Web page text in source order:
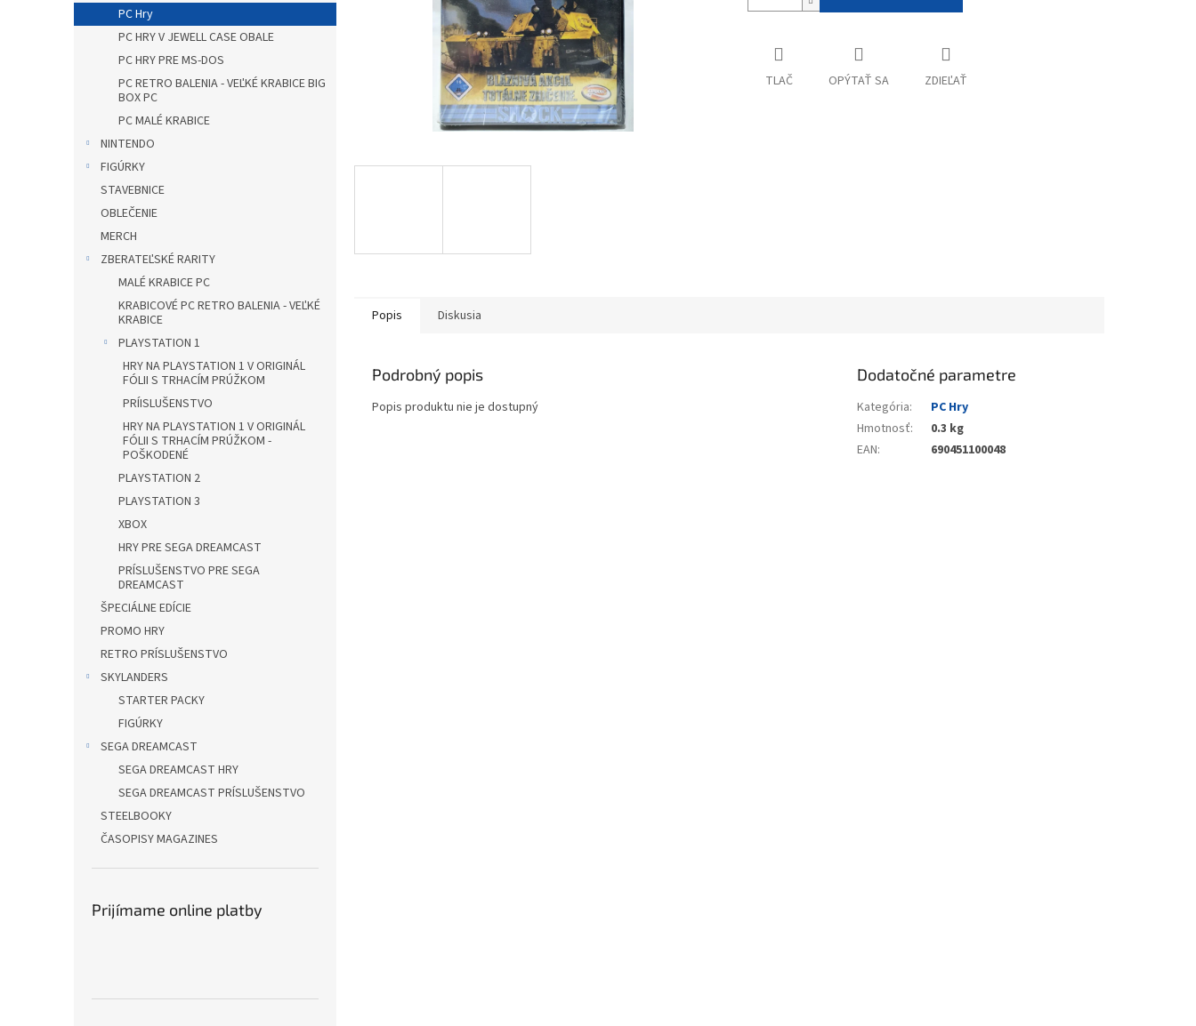
PC Hry
PC HRY V JEWELL CASE OBALE
PC HRY PRE MS-DOS
PC RETRO BALENIA - VEĽKÉ KRABICE BIG
BOX PC
PC MALÉ KRABICE
NINTENDO
FIGÚRKY
STAVEBNICE
OBLEČENIE
MERCH
ZBERATEĽSKÉ RARITY
MALÉ KRABICE PC
KRABICOVÉ PC RETRO BALENIA - VEĽKÉ
KRABICE
PLAYSTATION 1
HRY NA PLAYSTATION 1 V ORIGINÁL
FÓLII S TRHACÍM PRÚŽKOM
PRÍISLUŠENSTVO
HRY NA PLAYSTATION 1 V ORIGINÁL
FÓLII S TRHACÍM PRÚŽKOM -
POŠKODENÉ
PLAYSTATION 2
PLAYSTATION 3
XBOX
HRY PRE SEGA DREAMCAST
PRÍSLUŠENSTVO PRE SEGA
DREAMCAST
ŠPECIÁLNE EDÍCIE
PROMO HRY
RETRO PRÍSLUŠENSTVO
SKYLANDERS
STARTER PACKY
FIGÚRKY
SEGA DREAMCAST
SEGA DREAMCAST HRY
SEGA DREAMCAST PRÍSLUŠENSTVO
STEELBOOKY
ČASOPISY MAGAZINES
Prijímame online platby
TLAČ OPÝTAŤ SA ZDIEĽAŤ
Popis Diskusia
Podrobný popis
Popis produktu nie je dostupný
Dodatočné parametre
Kategória:
PC Hry
Hmotnosť:
0.3 kg
EAN: 690451100048